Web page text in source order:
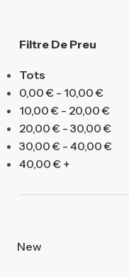
Filtre De Preu
Tots
0,00€- 10,00€
10,00€- 20,00€
20,00€- 30,00€
30,00€- 40,00€
40,00€+
New